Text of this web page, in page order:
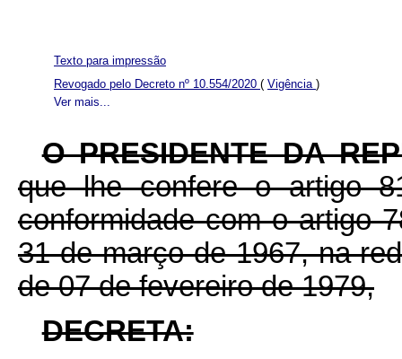
Ver mais...
Texto para impressão
Revogado pelo Decreto nº 10.554/2020 ( Vigência )
O PRESIDENTE DA
que lhe confere o artigo
conformidade com o artigo
31 de março de 1967, na
de 07 de fevereiro de 1979,
DECRETA: